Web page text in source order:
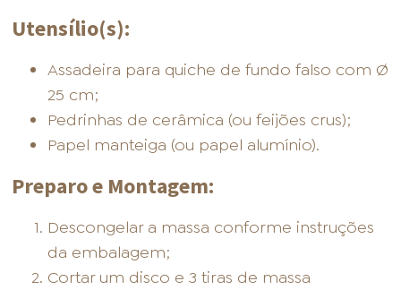
Utensílio(s):
Assadeira para quiche de fundo falso com Ø
25 cm;
Pedrinhas de cerâmica (ou feijões crus);
Papel manteiga (ou papel alumínio).
Preparo e Montagem:
Descongelar a massa conforme instruções
da embalagem;
Cortar um disco e 3 tiras de massa